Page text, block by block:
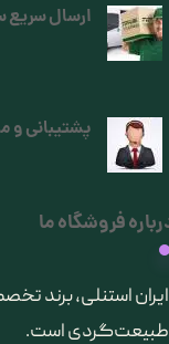
ارسال
فروشگاه ما
​ایران استنلی، برند
طبیعت‌گردی است.
پشتیبانی و